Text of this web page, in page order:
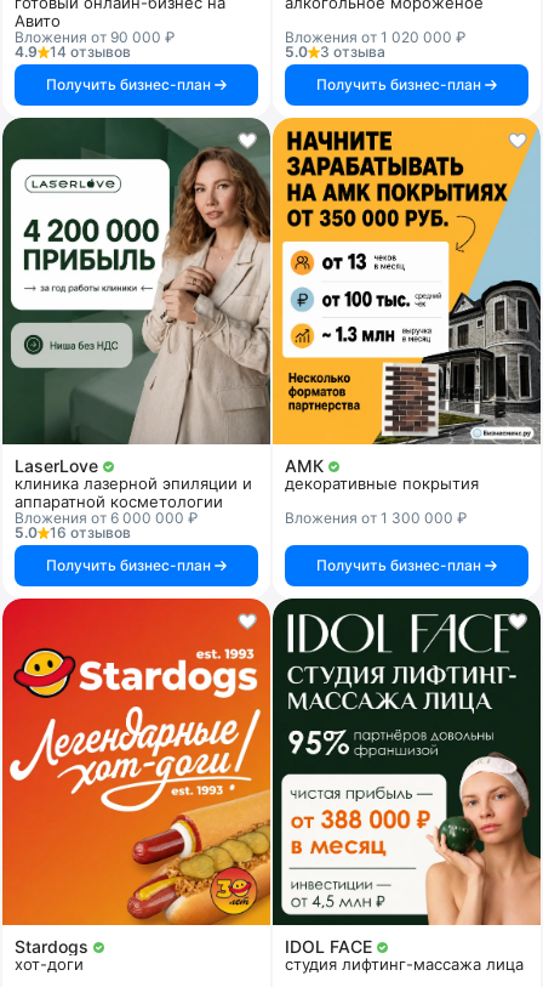
Авито
Вложения от 90 000 ₽
4.9
14 отзывов
Получить бизнес-план
Вложения от 1 020 000 ₽
5.0
3 отзыва
Получить бизнес-план
LaserLove
клиника лазерной эпиляции и
аппаратной косметологии
Вложения от 6 000 000 ₽
5.0
16 отзывов
Получить бизнес-план
АМК
декоративные покрытия
Вложения от 1 300 000 ₽
Получить бизнес-план
Stardogs
хот-доги
IDOL FACE
студия лифтинг-массажа лица